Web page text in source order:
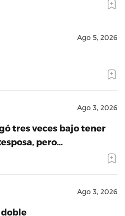
Ago 5, 2026
Ago 3, 2026
tres veces bajo tener
pero…
Ago 3, 2026
doble